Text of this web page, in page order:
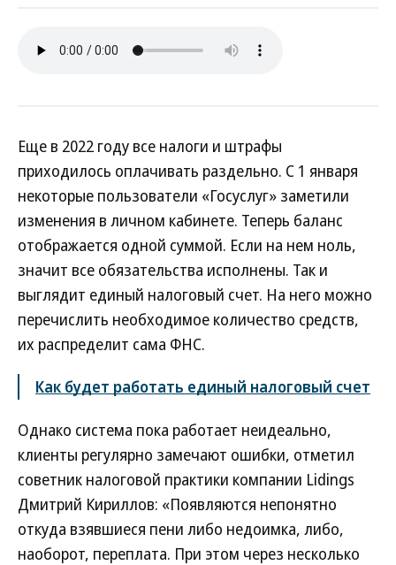
Еще в 2022 году все налоги и штрафы
приходилось оплачивать раздельно. С 1 января
некоторые пользователи «Госуслуг» заметили
изменения в личном кабинете. Теперь баланс
отображается одной суммой. Если на нем ноль,
значит все обязательства исполнены. Так и
выглядит единый налоговый счет. На него можно
перечислить необходимое количество средств,
их распределит сама ФНС.
Как будет работать единый налоговый счет
Однако система пока работает неидеально,
клиенты регулярно замечают ошибки, отметил
советник налоговой практики компании Lidings
Дмитрий Кириллов: «Появляются непонятно
откуда взявшиеся пени либо недоимка, либо,
наоборот, переплата. При этом через несколько